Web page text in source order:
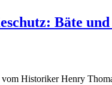
Bäte
Historiker Henry